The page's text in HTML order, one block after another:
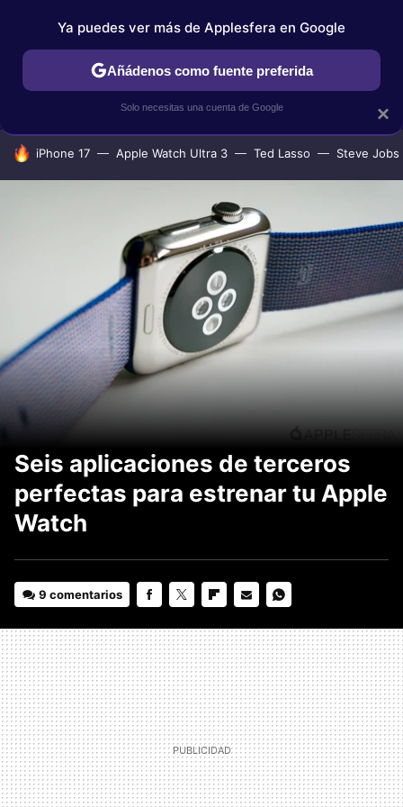
IPHONE TUTORIALES APPLESFERA SELECCIÓN
HOY SE HABLA DE
iPhone 17 Apple Watch Ultra 3 Ted Lasso Steve Jobs
Seis aplicaciones de terceros
perfectas para estrenar tu Apple
Watch
9 comentarios
MAIL
×
Ya puedes ver más de Applesfera en Google
Añádenos como fuente preferida
Solo necesitas una cuenta de Google